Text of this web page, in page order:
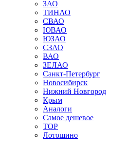
ЗАО
ТИНАО
СВАО
ЮВАО
ЮЗАО
СЗАО
ВАО
ЗЕЛАО
Санкт-Петербург
Новосибирск
Нижний Новгород
Крым
Аналоги
Самое дешевое
TOP
Лотошино